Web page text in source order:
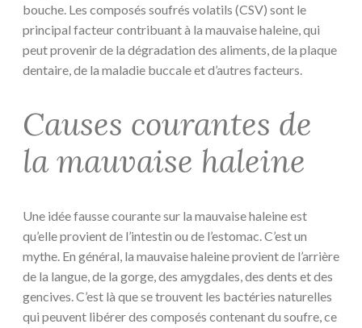
bouche. Les composés soufrés volatils (CSV) sont le
principal facteur contribuant à la mauvaise haleine, qui
peut provenir de la dégradation des aliments, de la plaque
dentaire, de la maladie buccale et d’autres facteurs.
Causes courantes de
la mauvaise haleine
Une idée fausse courante sur la mauvaise haleine est
qu’elle provient de l’intestin ou de l’estomac. C’est un
mythe. En général, la mauvaise haleine provient de l’arrière
de la langue, de la gorge, des amygdales, des dents et des
gencives. C’est là que se trouvent les bactéries naturelles
qui peuvent libérer des composés contenant du soufre, ce